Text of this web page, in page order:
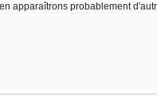
apparaîtrons probablement